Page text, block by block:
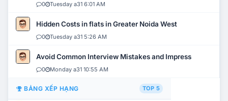
0 Tuesday a31 6:01 AM
Hidden Costs in flats in Greater Noida West
0 Tuesday a31 5:26 AM
Avoid Common Interview Mistakes and Impress
0 Monday a31 10:55 AM
BẢNG XẾP HẠNG TOP 5